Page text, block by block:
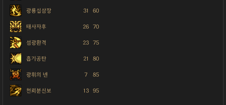
광룡십삼장 31 60
태사자후 26 70
섬광환격 23 75
흡기공탄 21 80
광휘의 넨 7 85
천뢰분신보 13 95